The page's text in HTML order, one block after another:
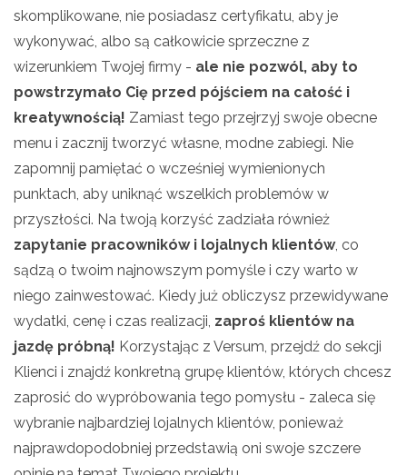
skomplikowane, nie posiadasz certyfikatu, aby je
wykonywać, albo są całkowicie sprzeczne z
wizerunkiem Twojej firmy - ale nie pozwól, aby to
powstrzymało Cię przed pójściem na całość i
kreatywnością! Zamiast tego przejrzyj swoje obecne
menu i zacznij tworzyć własne, modne zabiegi. Nie
zapomnij pamiętać o wcześniej wymienionych
punktach, aby uniknąć wszelkich problemów w
przyszłości. Na twoją korzyść zadziała również
zapytanie pracowników i lojalnych klientów, co
sądzą o twoim najnowszym pomyśle i czy warto w
niego zainwestować. Kiedy już obliczysz przewidywane
wydatki, cenę i czas realizacji, zaproś klientów na
jazdę próbną! Korzystając z Versum, przejdź do sekcji
Klienci i znajdź konkretną grupę klientów, których chcesz
zaprosić do wypróbowania tego pomysłu - zaleca się
wybranie najbardziej lojalnych klientów, ponieważ
najprawdopodobniej przedstawią oni swoje szczere